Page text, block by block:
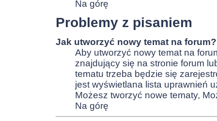
Na górę
Problemy z pisaniem
Jak utworzyć nowy temat na forum?
Aby utworzyć nowy temat na
znajdujący się na stronie forum
tematu trzeba będzie się
jest wyświetlana lista uprawnień
Możesz tworzyć nowe tematy,
Na górę